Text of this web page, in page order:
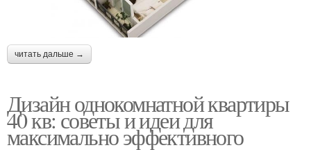
читать дальше →
Дизайн однокомнатной квартиры
40 кв: советы и идеи для
максимально эффективного